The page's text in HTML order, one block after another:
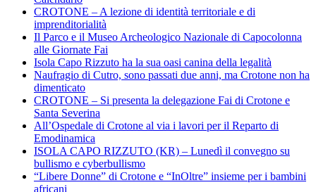
CROTONE – A lezione di identità territoriale e di
imprenditorialità
Il Parco e il Museo Archeologico Nazionale di Capocolonna
alle Giornate Fai
Isola Capo Rizzuto ha la sua oasi canina della legalità
Naufragio di Cutro, sono passati due anni, ma Crotone non ha
dimenticato
CROTONE – Si presenta la delegazione Fai di Crotone e
Santa Severina
All’Ospedale di Crotone al via i lavori per il Reparto di
Emodinamica
ISOLA CAPO RIZZUTO (KR) – Lunedì il convegno su
bullismo e cyberbullismo
“Libere Donne” di Crotone e “InOltre” insieme per i bambini
africani